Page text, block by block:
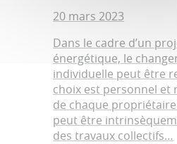
20 mars 2023
Dans le cadre d’un
énergétique, le
individuelle peut être
choix est personnel et
de chaque
peut être
des travaux collectifs…